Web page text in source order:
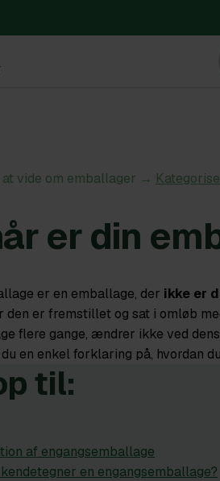
vide om emballager →
er din
er en emballage, der ikke er
den er fremstillet og sat i omløb
flere gange, ændrer ikke ved
en enkel forklaring på, hvordan
til:
af engangsemballage
en engangsemballage?